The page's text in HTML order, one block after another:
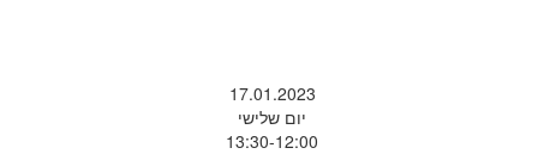
17.01.2023
יום שלישי
13:30-12:00